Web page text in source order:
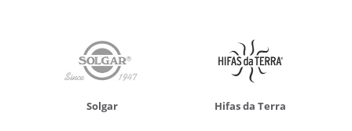
Solgar Hifas da Terra